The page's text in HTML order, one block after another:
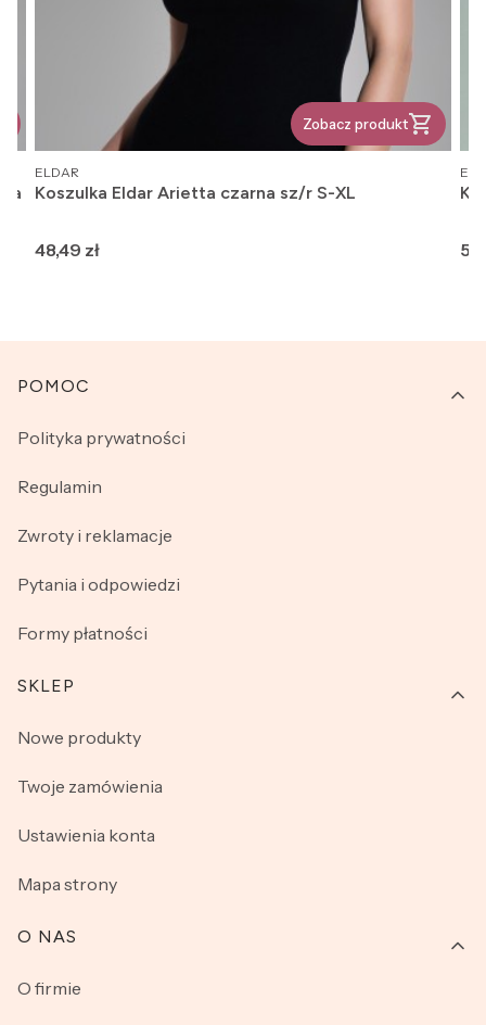
Zobacz produkt
PRODUCENT
ELDAR
Koszulka Eldar Arietta czarna sz/r S-XL
Cena
48,49 zł
Linki w stopce
POMOC
Polityka prywatności
Regulamin
Zwroty i reklamacje
Pytania i odpowiedzi
Formy płatności
SKLEP
Nowe produkty
Twoje zamówienia
Ustawienia konta
Mapa strony
O NAS
O firmie